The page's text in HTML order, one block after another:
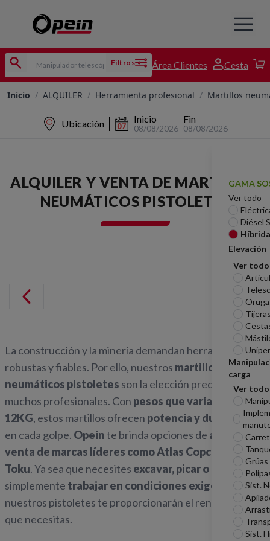
Filtros Área Clientes Cesta
Inicio / ALQUILER / Herramienta profesional / Martillos
Ubicación Inicio
08/08/2026
Fin
08/08/2026
GAMA
Ver todo
Diésel
Híbrida
Elevación
Ver todo
carga
Ver todo
Grúas
Sist.
Sist.
ALQUILER Y VENTA DE MARTILLOS
NEUMÁTICOS PISTOLETES
La construcción y la minería demandan herramientas
robustas y fiables. Por ello, nuestros martillos
neumáticos pistoletes son la elección predilecta de
muchos profesionales. Con pesos que varían entre 8-
12KG, estos martillos ofrecen potencia y durabilidad
en cada golpe. Opeinte brinda opciones de alquiler y
venta de marcas líderes como Atlas Copco, Topac y
Toku. Ya sea que necesites excavar, picar o
simplemente trabajar en condiciones exigentes
nuestros pistoletes te proporcionarán el rendimiento
que necesitas.